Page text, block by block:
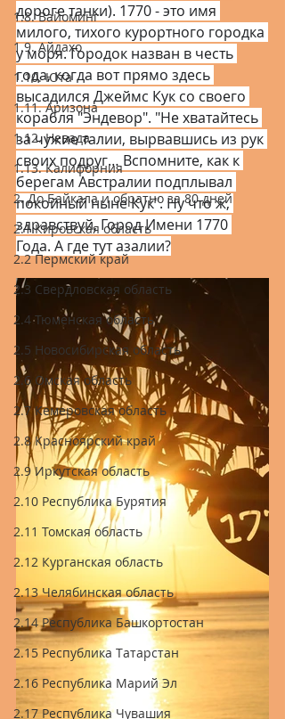
1.8. Вайоминг
1.9. Айдахо
1.10. Юта
1.11. Аризона
1.12. Невада
1.13. Калифорния
2. До Байкала и обратно за 80 дней
2.1 Кировская область
2.2 Пермский край
2.3 Свердловская область
2.4 Тюменская область
2.5 Новосибирская область
2.6 Омская область
2.7 Кемеровская область
2.8 Красноярский край
2.9 Иркутская область
2.10 Республика Бурятия
2.11 Томская область
2.12 Курганская область
2.13 Челябинская область
2.14 Республика Башкортостан
2.15 Республика Татарстан
2.16 Республика Марий Эл
2.17 Республика Чувашия
дороге танки). 1770 - это имя
милого, тихого курортного городка
у моря. Городок назван в честь
года, когда вот прямо здесь
высадился Джеймс Кук со своего
корабля "Эндевор". "Не хватайтесь
за чужие талии, вырвавшись из рук
своих подруг… Вспомните, как к
берегам Австралии подплывал
покойный ныне Кук". Ну что ж,
здравствуй, Город Имени 1770
Года. А где тут азалии?